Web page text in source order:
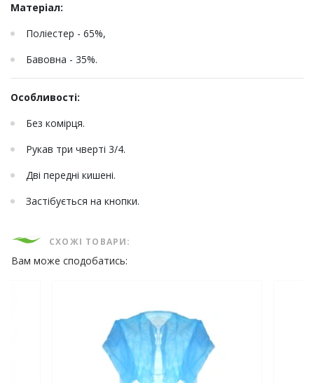
Матеріал:
Поліестер - 65%,
Бавовна - 35%.
Особливості:
Без комірця.
Рукав три чверті 3/4.
Дві передні кишені.
Застібується на кнопки.
СХОЖІ ТОВАРИ:
Вам може сподобатись: